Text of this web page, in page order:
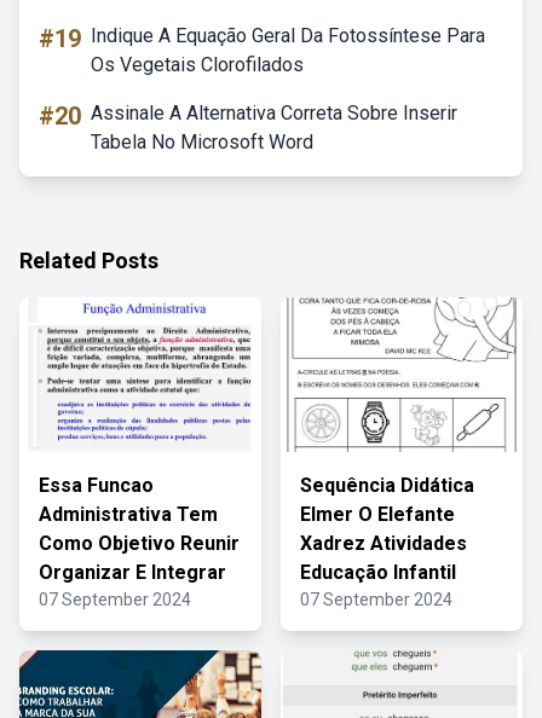
#19 Indique A Equação Geral Da Fotossíntese Para
Os Vegetais Clorofilados
#20 Assinale A Alternativa Correta Sobre Inserir
Tabela No Microsoft Word
Related Posts
Essa Funcao
Administrativa Tem
Como Objetivo Reunir
Organizar E Integrar
07 September 2024
Sequência Didática
Elmer O Elefante
Xadrez Atividades
Educação Infantil
07 September 2024